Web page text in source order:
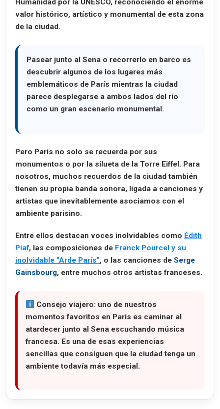
Humanidad por la UNESCO, reconociendo el enorme
valor histórico, artístico y monumental de esta zona
de la ciudad.
Pasear junto al Sena o recorrerlo en barco es
descubrir algunos de los lugares más
emblemáticos de París mientras la ciudad
parece desplegarse a ambos lados del río
como un gran escenario monumental.
Pero París no solo se recuerda por sus
monumentos o por la silueta de la Torre Eiffel. Para
nosotros, muchos recuerdos de la ciudad también
tienen su propia banda sonora, ligada a canciones y
artistas que inevitablemente asociamos con el
ambiente parisino.
Entre ellos destacan voces inolvidables como Édith
Piaf, las composiciones de Franck Pourcel y su
inolvidable “Arde París”, o las canciones de Serge
Gainsbourg, entre muchos otros artistas franceses.
Consejo viajero: uno de nuestros
momentos favoritos en París es caminar al
atardecer junto al Sena escuchando música
francesa. Es una de esas experiencias
sencillas que consiguen que la ciudad tenga un
ambiente todavía más especial.